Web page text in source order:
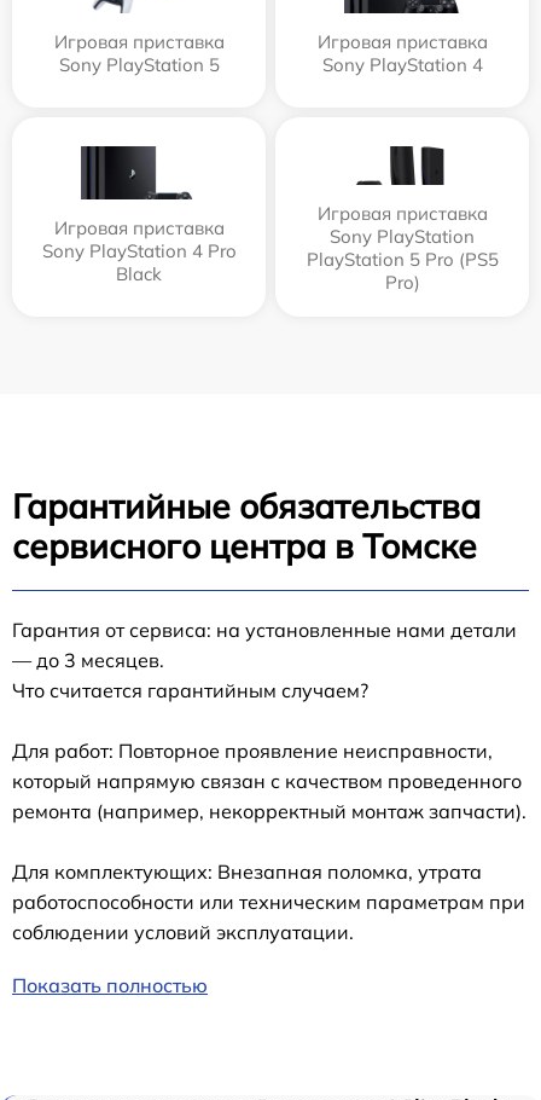
Игровая приставка
Sony PlayStation 5
Игровая приставка
Sony PlayStation 4
Игровая приставка
Sony PlayStation 4 Pro
Black
Игровая приставка
Sony PlayStation
PlayStation 5 Pro (PS5
Pro)
Гарантийные обязательства
сервисного центра в Томске
Гарантия от сервиса: на установленные нами детали
— до 3 месяцев.
Что считается гарантийным случаем?
Для работ: Повторное проявление неисправности,
который напрямую связан с качеством проведенного
ремонта (например, некорректный монтаж запчасти).
Для комплектующих: Внезапная поломка, утрата
работоспособности или техническим параметрам при
соблюдении условий эксплуатации.
Показать полностью